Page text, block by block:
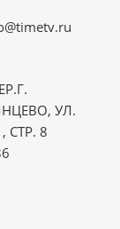
УЛ.
СТР. 8